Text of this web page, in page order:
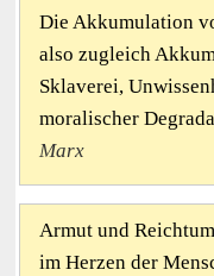
Die Akkumulation
also zugleich
Sklaverei,
moralischer
Marx
Armut und
im Herzen der